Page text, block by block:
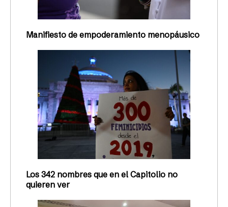
Manifiesto de empoderamiento menopáusico
Los 342 nombres que en el Capitolio no
quieren ver